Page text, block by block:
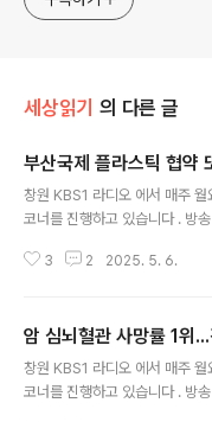
세상읽기 의 다른 글
부산국제 플라스틱 협약
창원 KBS1 라디오 에서 매주 월
코너를 진행하고 있습니다 . 방
2. 16 방송분) 지난달 방송에서
드렸는데요. 이번 협상위원회는
과 이해관계자, NGO 활동가 등
청난 규모의 국제 협상이었습니
3 2 2025. 5. 6.
암 심뇌혈관 사망률 1위
창원 KBS1 라디오 에서 매주 월
코너를 진행하고 있습니다 . 방